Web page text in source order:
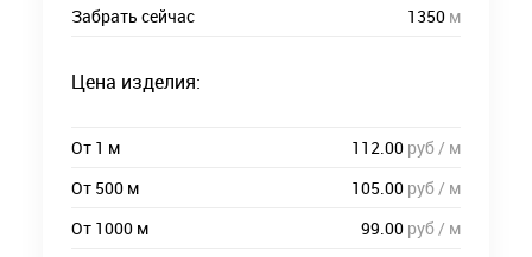
Забрать сейчас
1350 м
Цена изделия:
От 1 м 112.00 руб / м
От 500 м
105.00 руб / м
От 1000 м
99.00 руб / м